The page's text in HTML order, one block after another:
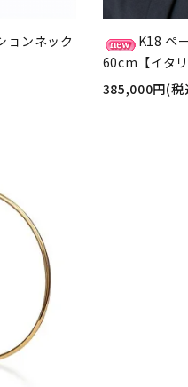
ョンネック
K18 ペ
60cm【イタリ
385,000円(税